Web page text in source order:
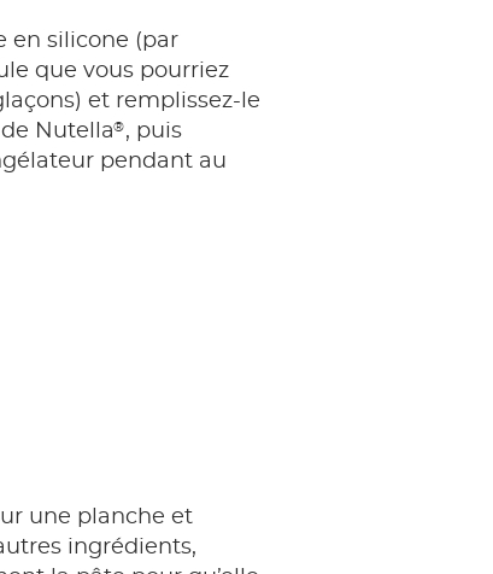
en silicone (par
que vous pourriez
et remplissez-le
Nutella® , puis
pendant au
une planche et
ingrédients,